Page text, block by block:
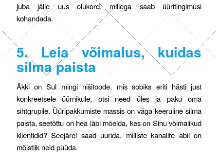
juba jälle uus olukord, millega saab üüritingimusi
kohandada.
5. Leia võimalus, kuidas
silma paista
Äkki on Sul mingi nišitoode, mis sobiks eriti hästi just
konkreetsele üürnikule, otsi need üles ja paku oma
sihtgrupile. Üüripakkumiste massis on väga keeruline silma
paista, seetõttu on hea läbi mõelda, kes on Sinu võimalikud
klientidid? Seejärel saad uurida, milliste kanalite abil on
mõistlik neid püüda.